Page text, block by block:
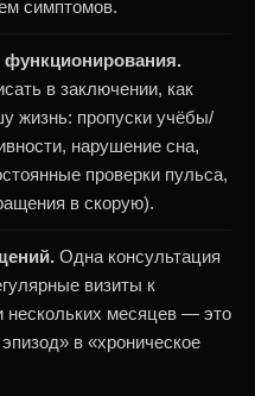
симптомов.
в заключении, как
жизнь: пропуски учёбы/
нарушение сна,
проверки пульса,
в скорую).
Одна консультация
визиты к
нескольких месяцев — это
в «хроническое